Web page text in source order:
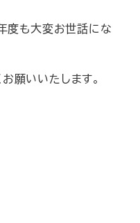
度も大変お世話にな
願いいたします。